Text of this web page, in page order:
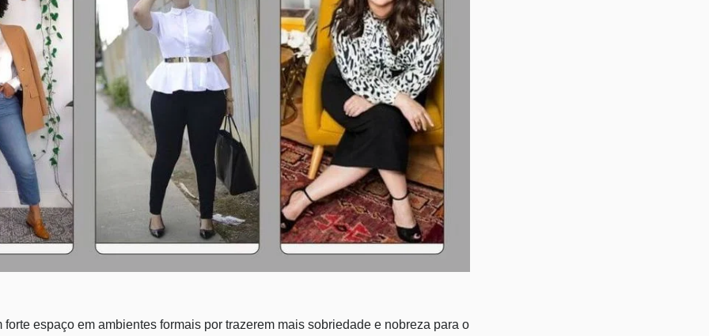
forte espaço em ambientes formais por trazerem mais sobriedade e nobreza para o